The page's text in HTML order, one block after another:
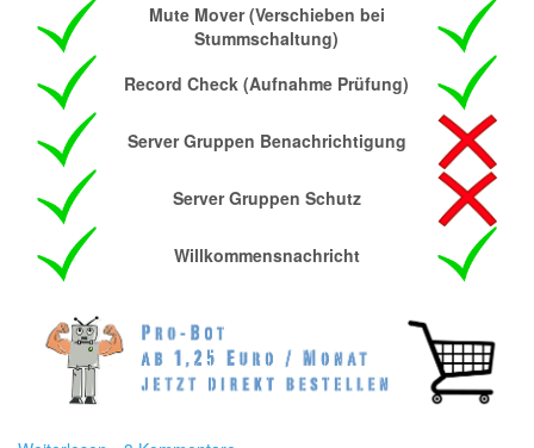
Mute Mover (Verschieben bei
Stummschaltung)
Record Check (Aufnahme Prüfung)
Server Gruppen Benachrichtigung
Server Gruppen Schutz
Willkommensnachricht